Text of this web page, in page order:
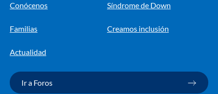
Conócenos Síndrome de Down
Familias Creamos inclusión
Actualidad
Ir a Foros